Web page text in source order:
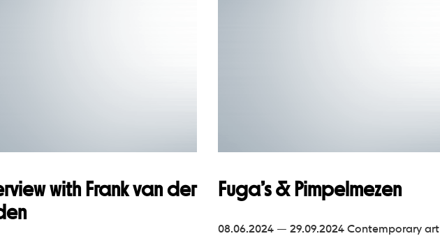
with Frank van der
Fuga’s & Pimpelmezen
08.06.2024 — 29.09.2024 Contemporary art